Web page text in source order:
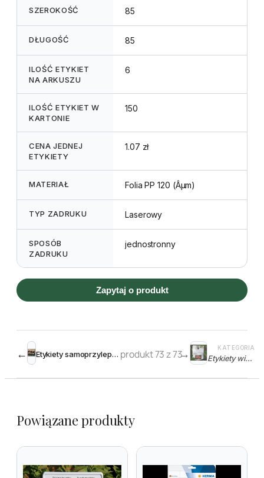
SZEROKOŚĆ 85
DŁUGOŚĆ 85
ILOŚĆ ETYKIET
NA ARKUSZU
6
ILOŚĆ ETYKIET W
KARTONIE
150
CENA JEDNEJ
ETYKIETY
1.07 zł
MATERIAŁ Folia PP 120 (Âµm)
TYP ZADRUKU Laserowy
SPOSÓB
ZADRUKU
jednostronny
Zapytaj o produkt
← Etykiety samoprzylepne srebrne matowe 96 x 50,8 mm (250szt) produkt 73 z 73 KATEGORIA
Etykiety wieszane
→
Powiązane produkty